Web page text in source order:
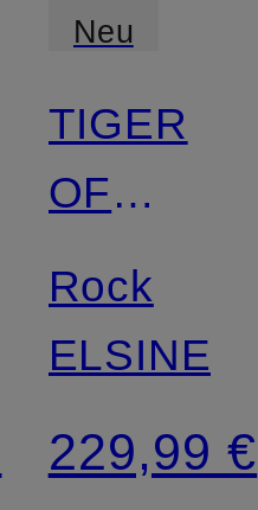
Neu
TIGER
OF
SWEDEN
Rock
ELSINE
229,99 €